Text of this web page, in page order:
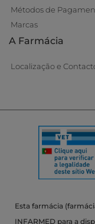
Métodos de
Marcas
A Farmácia
Localização e
Esta farmácia
INFARMED para a